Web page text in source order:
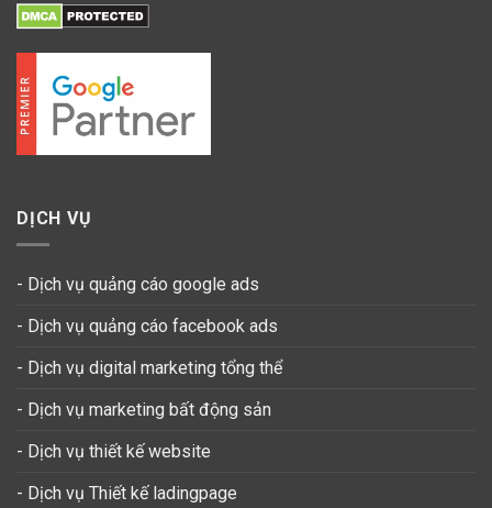
DỊCH VỤ
- Dịch vụ quảng cáo google ads
- Dịch vụ quảng cáo facebook ads
- Dịch vụ digital marketing tổng thể
- Dịch vụ marketing bất động sản
- Dịch vụ thiết kế website
- Dịch vụ Thiết kế ladingpage